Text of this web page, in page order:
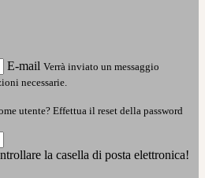
E-mail Verrà inviato un messaggio
necessarie.
utente? Effettua il reset della password
la casella di posta elettronica!